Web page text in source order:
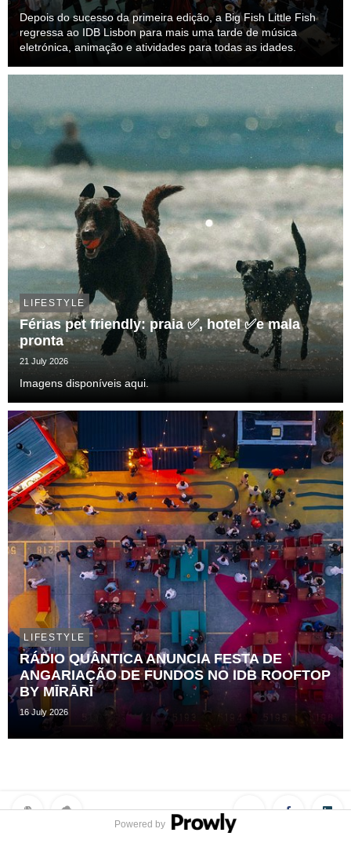
Depois do sucesso da primeira edição, a Big Fish Little Fish
regressa ao IDB Lisbon para mais uma tarde de música
eletrónica, animação e atividades para todas as idades.
LIFESTYLE
Férias pet friendly: praia ✅, hotel ✅e mala
pronta
21 July 2026
Imagens disponíveis aqui.
LIFESTYLE
RÁDIO QUÂNTICA ANUNCIA FESTA DE
ANGARIAÇÃO DE FUNDOS NO IDB ROOFTOP
BY MĪRĀRĪ
16 July 2026
Powered by